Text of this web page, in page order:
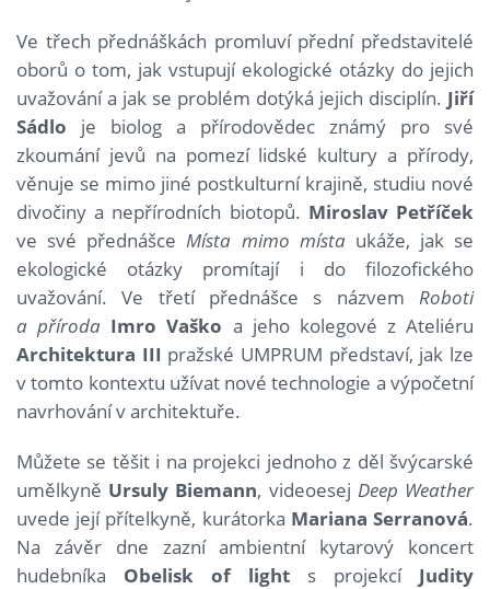
Ve třech přednáškách promluví přední představitelé
oborů o tom, jak vstupují ekologické otázky do jejich
uvažování a jak se problém dotýká jejich disciplín. Jiří
Sádlo je biolog a přírodovědec známý pro své
zkoumání jevů na pomezí lidské kultury a přírody,
věnuje se mimo jiné postkulturní krajině, studiu nové
divočiny a nepřírodních biotopů. Miroslav Petříček
ve své přednášceMísta mimo místa ukáže, jak se
ekologické otázky promítají i do filozofického
uvažování. Ve třetí přednášce s názvem Roboti
a příroda Imro Vaško a jeho kolegové z Ateliéru
Architektura III pražské UMPRUM představí, jak lze
v tomto kontextu užívat nové technologie a výpočetní
navrhování v architektuře.
Můžete se těšit i na projekci jednoho z děl švýcarské
umělkyně Ursuly Biemann, videoesej Deep Weather
uvede její přítelkyně, kurátorka Mariana Serranová.
Na závěr dne zazní ambientní kytarový koncert
hudebníka Obelisk of light s projekcí Judity